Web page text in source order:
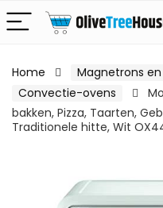
Home
Magnetrons
Convectie-ovens
bakken, Pizza, Taarten,
Traditionele hitte, Wit